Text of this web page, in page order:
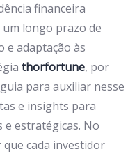
financeira
longo prazo de
e adaptação às
thorfortune, por
para auxiliar nesse
e insights para
e estratégicas. No
cada investidor